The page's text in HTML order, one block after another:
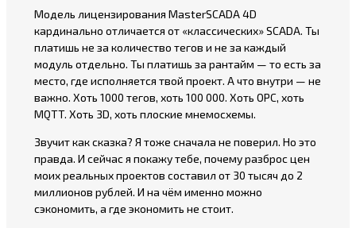
Модель лицензирования MasterSCADA 4D
кардинально отличается от «классических» SCADA. Ты
платишь не за количество тегов и не за каждый
модуль отдельно. Ты платишь за рантайм — то есть за
место, где исполняется твой проект. А что внутри — не
важно. Хоть 1000 тегов, хоть 100 000. Хоть OPC, хоть
MQTT. Хоть 3D, хоть плоские мнемосхемы.
Звучит как сказка? Я тоже сначала не поверил. Но это
правда. И сейчас я покажу тебе, почему разброс цен
моих реальных проектов составил от 30 тысяч до 2
миллионов рублей. И на чём именно можно
сэкономить, а где экономить не стоит.